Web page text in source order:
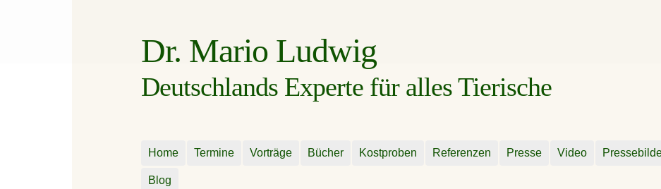
Dr. Mario Ludwig
Deutschlands Experte für alles Tierische
Home Termine Vorträge Bücher Kostproben Referenzen Presse Video
Blog